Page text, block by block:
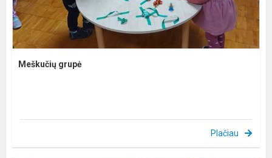
Meškučių grupė
Plačiau